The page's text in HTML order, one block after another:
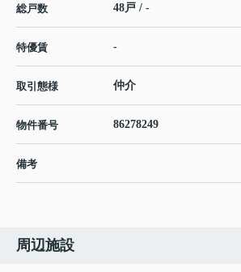
総戸数 48戸 / -
特優賃 -
取引態様 仲介
物件番号 86278249
備考
周辺施設